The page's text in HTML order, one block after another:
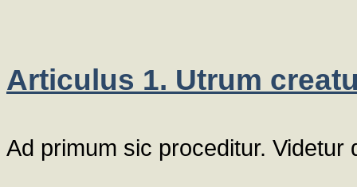
Articulus 1. Utrum
Ad primum sic proceditur.